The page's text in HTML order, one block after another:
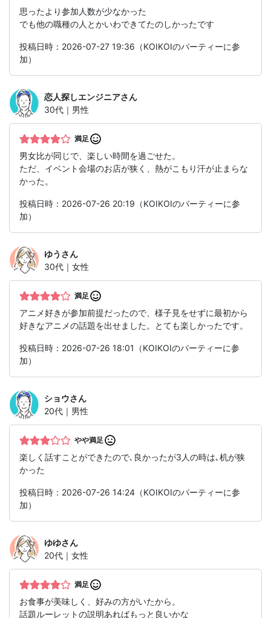
思ったより参加人数が少なかった
でも他の職種の人とかいわできてたのしかったです
投稿日時：2026-07-27 19:36（KOIKOIのパーティーに参
加）
恋人探しエンジニアさん
30代｜男性
満足
男女比が同じで、楽しい時間を過ごせた。
ただ、イベント会場のお店が狭く、熱がこもり汗が止まらな
かった。
投稿日時：2026-07-26 20:19（KOIKOIのパーティーに参
加）
ゆう さん
30代｜女性
満足
アニメ好きが参加前提だったので、様子見をせずに最初から
好きなアニメの話題を出せました。とても楽しかったです。
投稿日時：2026-07-26 18:01（KOIKOIのパーティーに参
加）
ショウさん
20代｜男性
やや満足
楽しく話すことができたので､良かったが3人の時は､机が狭
かった
投稿日時：2026-07-26 14:24（KOIKOIのパーティーに参
加）
ゆゆさん
20代｜女性
満足
お食事が美味しく、好みの方がいたから。
話題ルーレットの説明あればもっと良いかな